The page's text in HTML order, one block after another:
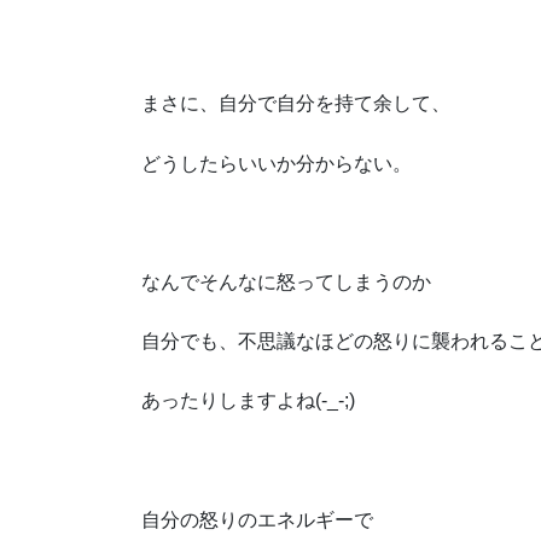
まさに、自分で自分を持て余して、
どうしたらいいか分からない。
なんでそんなに怒ってしまうのか
自分でも、不思議なほどの怒りに襲われるこ
あったりしますよね(-_-;)
自分の怒りのエネルギーで